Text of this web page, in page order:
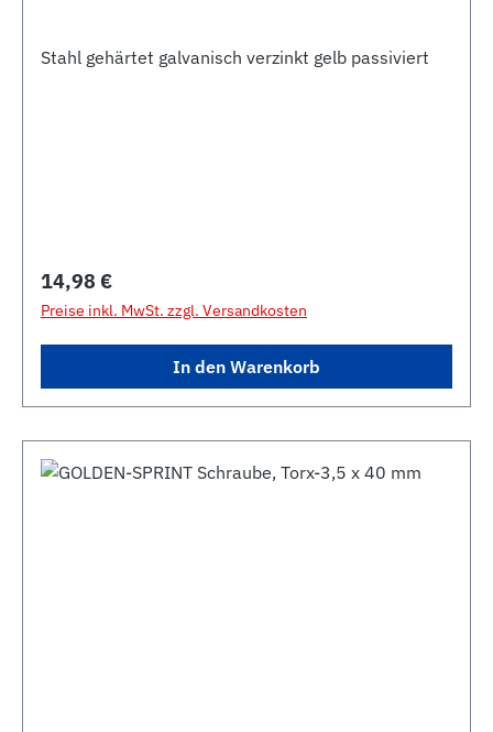
Stahl gehärtet galvanisch verzinkt gelb passiviert
Regulärer Preis:
14,98 €
Preise inkl. MwSt. zzgl. Versandkosten
In den Warenkorb